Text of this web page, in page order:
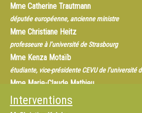
Mme Catherine Trautmann
députée européenne, ancienne ministre
Mme Christiane Heitz
professeure à l’université de Strasbourg
Mme Kenza Motaïb
étudiante, vice-présidente CEVU de l’université
Mme Marie-Claude Mathieu
proviseur du lycée Cassin de Strasbourg
M. Bruno Fryot
Interventions